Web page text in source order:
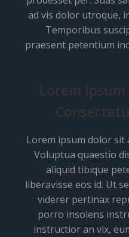
ad vis dolor utroque,
Temporibus
praesent petentium
Lorem
Lorem ipsum dolor sit
Voluptua quaestio
aliquid tibique
liberavisse eos id. Ut
viderer pertinax
porro insolens
instructior an vix,